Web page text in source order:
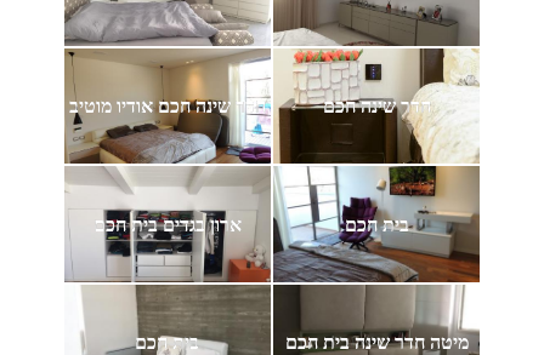
חדר שינה חכם חדר שינה חכם אודיו מוטיב
בית חכם ארון בגדים בית חכם
מיטה חדר שינה בית חכם בית חכם